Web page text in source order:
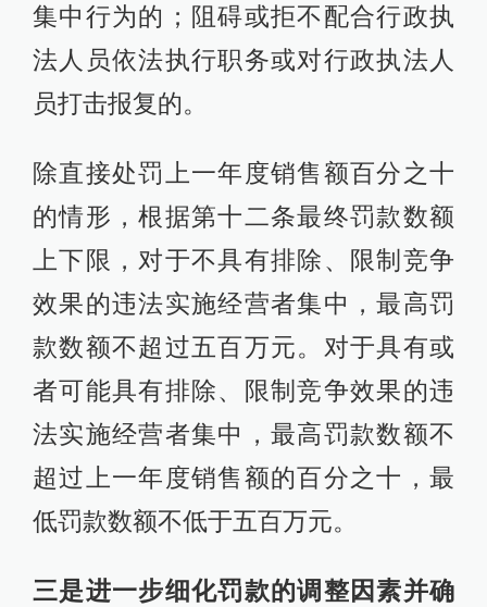
集中行为的；阻碍或拒不配合行政执
法人员依法执行职务或对行政执法人
员打击报复的。
除直接处罚上一年度销售额百分之十
的情形，根据第十二条最终罚款数额
上下限，对于不具有排除、限制竞争
效果的违法实施经营者集中，最高罚
款数额不超过五百万元。对于具有或
者可能具有排除、限制竞争效果的违
法实施经营者集中，最高罚款数额不
超过上一年度销售额的百分之十，最
低罚款数额不低于五百万元。
三是进一步细化罚款的调整因素并确